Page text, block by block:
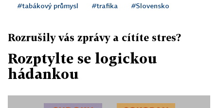
#tabákový průmysl #trafika #Slovensko
Rozrušily vás zprávy a cítíte stres?
Rozptylte se logickou
hádankou